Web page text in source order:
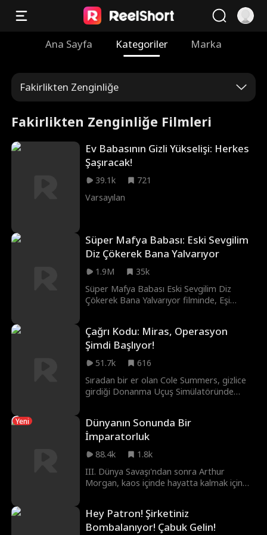
Ana Sayfa Kategoriler Marka
Fakirlikten Zenginliğe
Fakirlikten Zenginliğe Filmleri
Ev Babasının Gizli Yükselişi: Herkes
Şaşıracak!
39.1k
721
Varsayılan
Süper Mafya Babası: Eski Sevgilim
Diz Çökerek Bana Yalvarıyor
1.9M
35k
Süper Mafya Babası Eski Sevgilim Diz
Çökerek Bana Yalvarıyor filminde, Eşi
paramparça bir adam hâline gelir. Tüm
umutlar tükendiğinde, gizemli Don
Ludwig'in karşısına çıkarılır. Don Ludwig,
ona bir teklif sunar. Sınavlarını geçerse,
Bourne Sendikasının yeni mafya babası
olacaktır.
Çağrı Kodu: Miras, Operasyon
Şimdi Başlıyor!
51.7k
616
Sıradan bir er olan Cole Summers, gizlice
girdiği Donanma Uçuş Simülatöründe
Savaşı'nı önleyecek tek umut olduğunu
anlar... Ancak Cole'un önce yozlaşmış
milyarderleriyle ve ailesinin lekeli geçmişiyle
yüzleşmesi gerekir.
Yeni
Dünyanın Sonunda Bir
İmparatorluk
88.4k
1.8k
III. Dünya Savaşı'ndan sonra Arthur
Morgan, kaos içinde hayatta kalmak için
soyulur—ta ki tesadüfen uzaylı teknolojisini
keşfedene kadar. Üç kadını kurtarır, onlar
Hey Patron! Şirketiniz
Bombalanıyor! Çabuk Gelin!